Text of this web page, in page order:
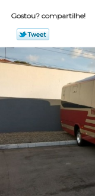
Gostou? compartilhe!